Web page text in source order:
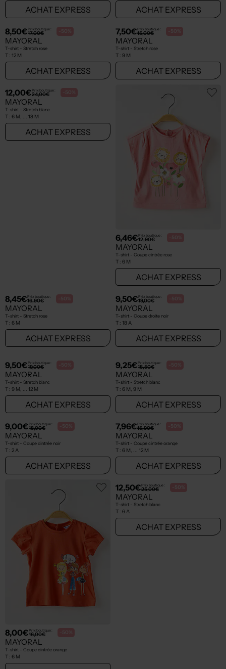
ACHAT EXPRESS ACHAT EXPRESS
Prix boutique :
15,00€ -50%
MAYORAL
12,00€Prix boutique :
24,00€
MAYORAL
6 M, ... 18 M
ACHAT EXPRESS
6,46€ Prix boutique :
12,90€
MAYORAL
ACHAT EXPRESS
8,45€ -50%
T-shirt - Stretch rose
ACHAT EXPRESS